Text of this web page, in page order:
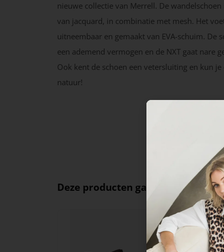
nieuwe collectie van Merrell. De wandelschoen
van jacquard, in combinatie met mesh. Het
uitneembaar en gemaakt van EVA-schuim. De
een ademend vermogen en de NXT gaat nare
Ook kent de schoen een vetersluiting en kun
natuur!
Deze producten ga je leuk vinden